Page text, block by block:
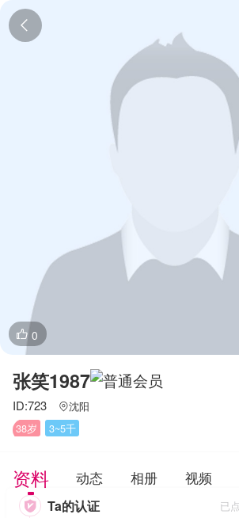

 0
张笑1987
ID:723 沈阳
38岁
3~5千
资料 动态 相册 视频
 Ta的认证 已